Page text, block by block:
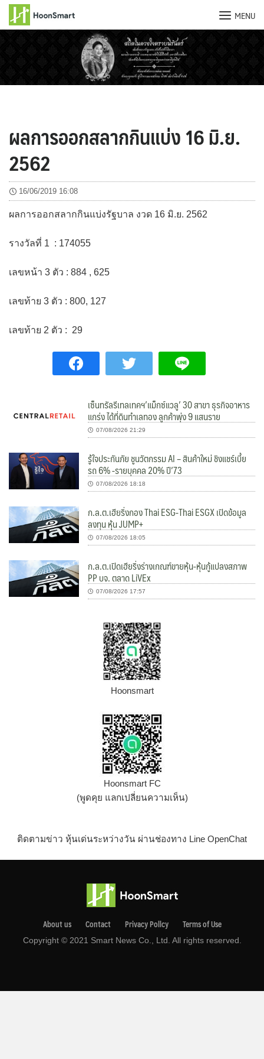
MENU
ผลการออกสลากกินแบ่ง 16 มิ.ย.
2562
16/06/2019 16:08
ผลการออกสลากกินแบ่งรัฐบาล งวด 16 มิ.ย. 2562
รางวัลที่ 1 : 174055
เลขหน้า 3 ตัว : 884 , 625
เลขท้าย 3 ตัว : 800, 127
เลขท้าย 2 ตัว : 29
เซ็นทรัลรีเทลเทคฯ’แม็กซ์แวลู’ 30 สาขา ธุรกิจอาหาร
แกร่ง ได้ที่ดินทำเลทอง ลูกค้าพุ่ง 9 แสนราย
07/08/2026 21:29
รู้ใจประกันภัย ชูนวัตกรรม AI – สินค้าใหม่ ชิงแชร์เบี้ย
รถ 6% -รายบุคคล 20% ปี’73
07/08/2026 18:18
ก.ล.ต.เฮียริ่งกอง Thai ESG-Thai ESGX เปิดข้อมูล
ลงทุน หุ้น JUMP+
07/08/2026 18:05
ก.ล.ต.เปิดเฮียริ่งร่างเกณฑ์ขายหุ้น-หุ้นกู้แปลงสภาพ
PP บจ. ตลาด LiVEx
07/08/2026 17:57
Hoonsmart
Hoonsmart FC
(พูดคุย แลกเปลี่ยนความเห็น)
ติดตามข่าว หุ้นเด่นระหว่างวัน ผ่านช่องทาง Line OpenChat
About us Contact Privacy Pollcy Terms of Use
Copyright © 2021 Smart News Co., Ltd. All rights reserved.